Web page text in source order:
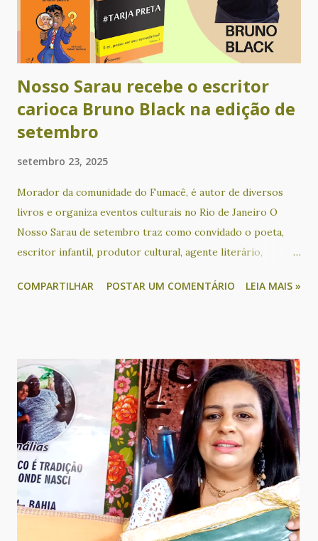
Klecz, Martín Nigromante, Nhyin - o Gnomo do Arco-íris,
Priscila Moreira, Rebeca Carvalho, Regina Alves, Rita
Queiroz­, Rosania Alves, Sérgio Augusto Fer...
Nosso Sarau recebe o escritor
carioca Bruno Black na edição de
setembro
setembro 23, 2025
Morador da comunidade do Fumacê, é autor de diversos
livros e organiza eventos culturais no Rio de Janeiro O
Nosso Sarau de setembro traz como convidado o poeta,
escritor infantil, produtor cultural, agente literário,
Bruno Black, que acontece no dia 24, das 18h às 21h30, no
autógrafos de duas de suas obras: Tarja Preta (poesia) e
Cadê Tia Suely? (infantil). O evento ainda tem recital de
poesia com Alvorecer Santos, Ametista Nunes, Cacau
Novaes, Glória Terra, Lícia Souza, Lucas de Matos, Pareta
Calderasch, Rita Pinheiro, Rosana Paulo e Valdeck Almeida
de Jesus. Além disso, a noite será animada com
apresentações musicais de Chá Rize e Sílvio Correia. Com
produção e curadoria de Cacau Novaes e coordenação
artística de Alvorecer Santos, o Nosso Sarau é um evento
COMPARTILHAR POSTAR UM COMENTÁRIO LEIA MAIS »